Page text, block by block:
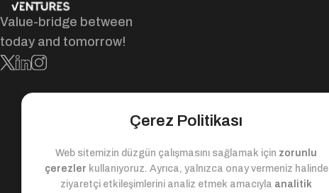
Value-bridge between
today and tomorrow!
Çerez Politikası
Web sitemizin düzgün çalışmasını sağlamak için zorunlu
çerezler kullanıyoruz. Ayrıca, yalnızca onay vermeniz halinde
ziyaretçi etkileşimlerini analiz etmek amacıyla analitik